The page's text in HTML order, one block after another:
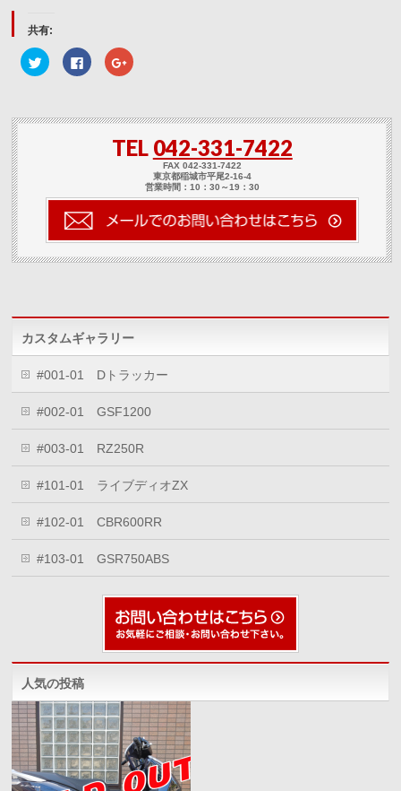
共有:
ク
リ
Twitter
ウ
ウ
開
Facebook
で
に
て
く
だ
さ
い
し
ド
で
開
き
す)
ク
リ
Google+
共
有
ウ
ン
ド
ウ
開
TEL 042-331-7422
FAX 042-331-7422
東京都稲城市平尾2-16-4
営業時間：10：30～19：30
カスタムギャラリー
#001-01 Dトラッカー
#002-01 GSF1200
#003-01 RZ250R
#101-01 ライブディオZX
#102-01 CBR600RR
#103-01 GSR750ABS
人気の投稿